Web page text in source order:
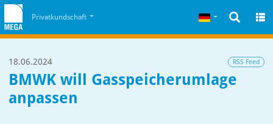
Zum Cookiehinweis
Privatkundschaft Deutsch
18.06.2024 RSS Feed
BMWK will Gasspeicherumlage
anpassen